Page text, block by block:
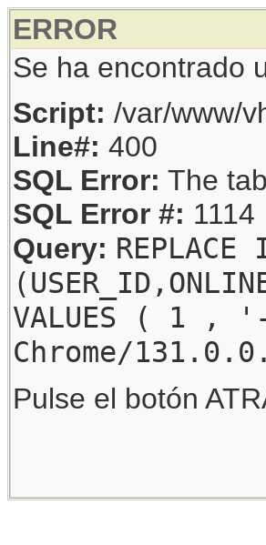
ERROR
Se ha encontrado
Script: /var/www/
Line#: 400
SQL Error: The
SQL Error #: 1114
Query:
VALUES ( 1 ,
Chrome/
Pulse el botón